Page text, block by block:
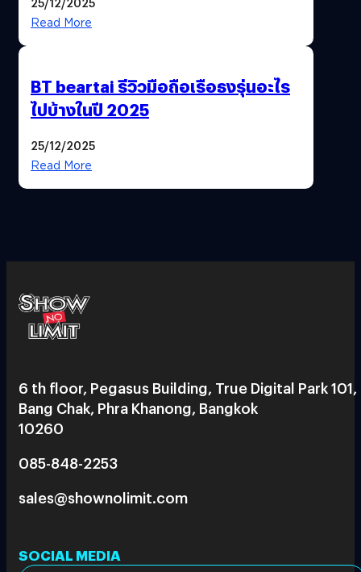
Read More
BT beartai รีวิวมือถือเรือธงรุ่นอะไร
ไปบ้างในปี 2025
25/12/2025
Read More
6 th floor, Pegasus Building, True Digital Park 101,
Bang Chak, Phra Khanong, Bangkok
10260
085-848-2253
sales@shownolimit.com
SOCIAL MEDIA